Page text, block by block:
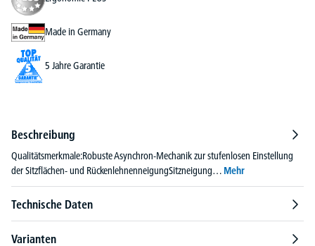
Made in Germany
5 Jahre Garantie
Beschreibung
Qualitätsmerkmale:Robuste Asynchron-Mechanik zur stufenlosen Einstellung
der Sitzflächen- und RückenlehnenneigungSitzneigung… Mehr
Technische Daten
Varianten